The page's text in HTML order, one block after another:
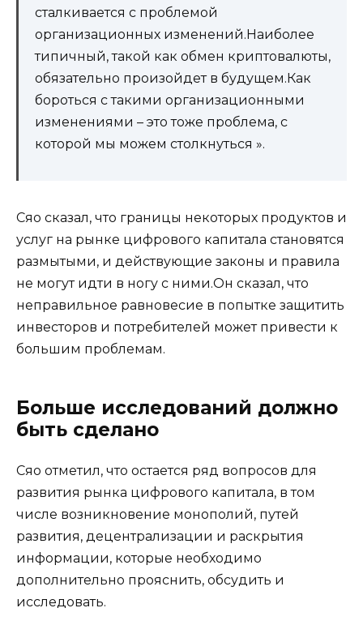
сталкивается с проблемой
организационных изменений.Наиболее
типичный, такой как обмен криптовалюты,
обязательно произойдет в будущем.Как
бороться с такими организационными
изменениями – это тоже проблема, с
которой мы можем столкнуться ».
Сяо сказал, что границы некоторых продуктов и
услуг на рынке цифрового капитала становятся
размытыми, и действующие законы и правила
не могут идти в ногу с ними.Он сказал, что
неправильное равновесие в попытке защитить
инвесторов и потребителей может привести к
большим проблемам.
Больше исследований должно
быть сделано
Сяо отметил, что остается ряд вопросов для
развития рынка цифрового капитала, в том
числе возникновение монополий, путей
развития, децентрализации и раскрытия
информации, которые необходимо
дополнительно прояснить, обсудить и
исследовать.